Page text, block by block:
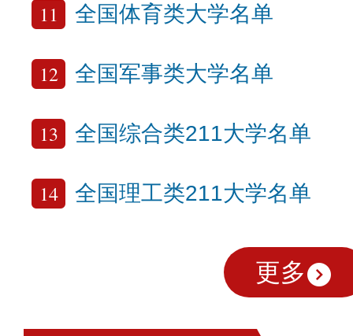
11 全国体育类大学名单
12 全国军事类大学名单
13 全国综合类211大学名单
14 全国理工类211大学名单
更多